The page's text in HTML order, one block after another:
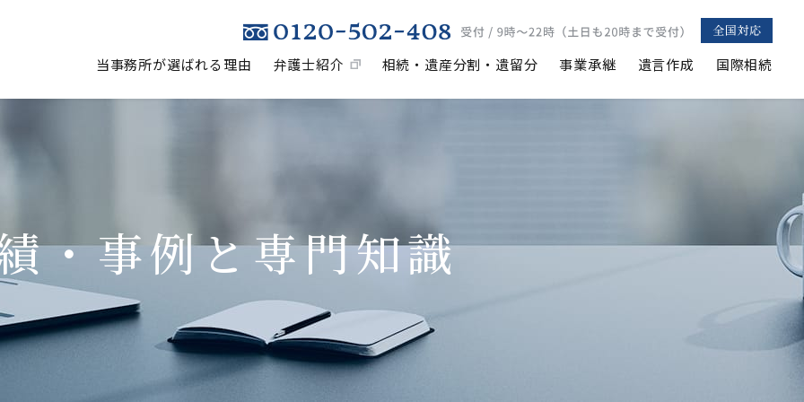
当事務所が選ばれる理由 弁護士紹介 相続・遺産分割・遺留分 事業承継 遺言作成 国際相続
・事例と専門知識